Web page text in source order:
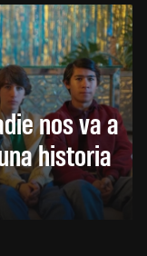
nos va a
historia